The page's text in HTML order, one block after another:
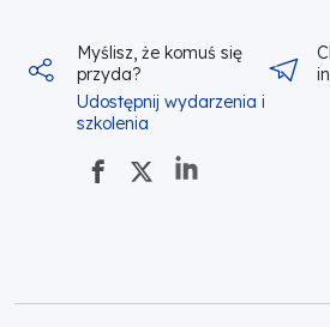
Myślisz, że komuś się
przyda?
Udostępnij wydarzenia i
szkolenia